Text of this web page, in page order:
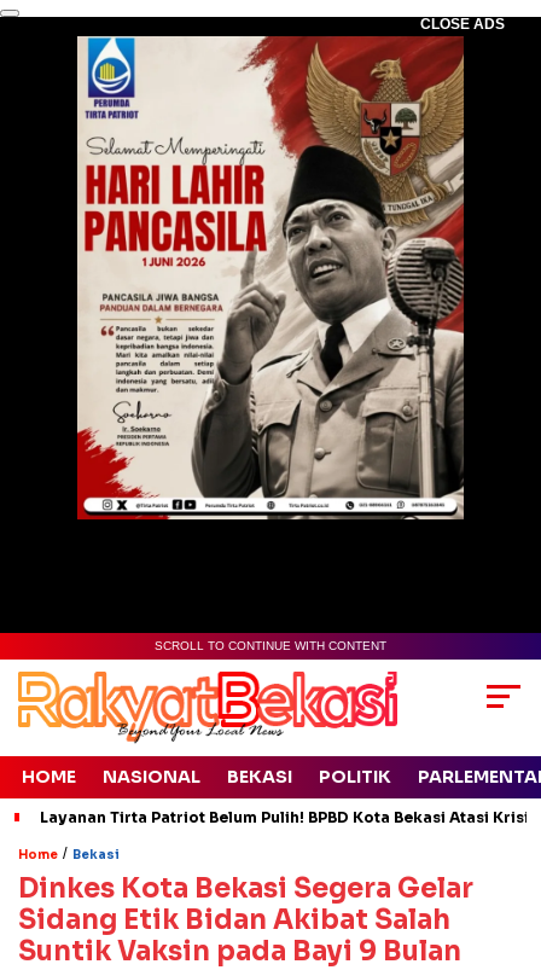
CLOSE ADS
SCROLL TO CONTINUE WITH CONTENT
HOME NASIONAL BEKASI POLITIK
Layanan Tirta Patriot Belum Pulih! BPBD Kota Bekasi Atasi
Home / Bekasi
Dinkes Kota Bekasi Segera Gelar
Sidang Etik Bidan Akibat Salah
Suntik Vaksin pada Bayi 9 Bulan